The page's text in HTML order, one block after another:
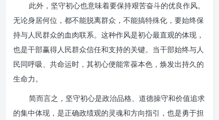
此外，坚守初心也意味着要保持艰苦奋斗的优良作风。
无论身居何位，都不能脱离群众，不能搞特殊化，要始终保
持与人民群众的血肉联系。这种作风是初心最直观的体现，
也是干部赢得人民群众信任和支持的关键。当干部始终与人
民同呼吸、共命运时，其初心便能常葆本色，焕发出持久的
生命力。
简而言之，坚守初心是政治品格、道德操守和价值追求
的集中体现，是正确政绩观的灵魂和方向指引，也是勇于担